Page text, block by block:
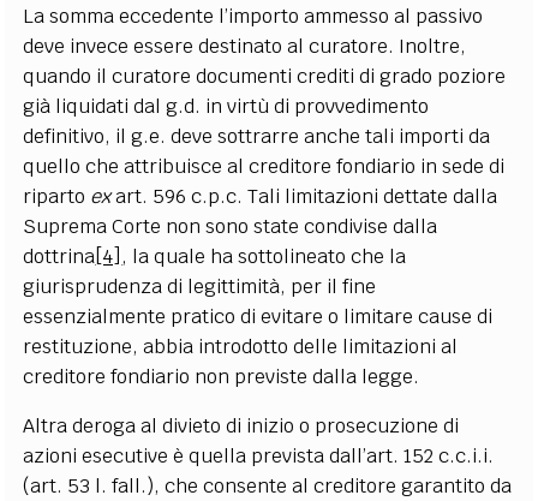
La somma eccedente l’importo ammesso al passivo
deve invece essere destinato al curatore. Inoltre,
quando il curatore documenti crediti di grado poziore
già liquidati dal g.d. in virtù di provvedimento
definitivo, il g.e. deve sottrarre anche tali importi da
quello che attribuisce al creditore fondiario in sede di
riparto exart. 596 c.p.c. Tali limitazioni dettate dalla
Suprema Corte non sono state condivise dalla
dottrina[4] , la quale ha sottolineato che la
giurisprudenza di legittimità, per il fine
essenzialmente pratico di evitare o limitare cause di
restituzione, abbia introdotto delle limitazioni al
creditore fondiario non previste dalla legge.
Altra deroga al divieto di inizio o prosecuzione di
azioni esecutive è quella prevista dall’art. 152 c.c.i.i.
(art. 53 l. fall.), che consente al creditore garantito da